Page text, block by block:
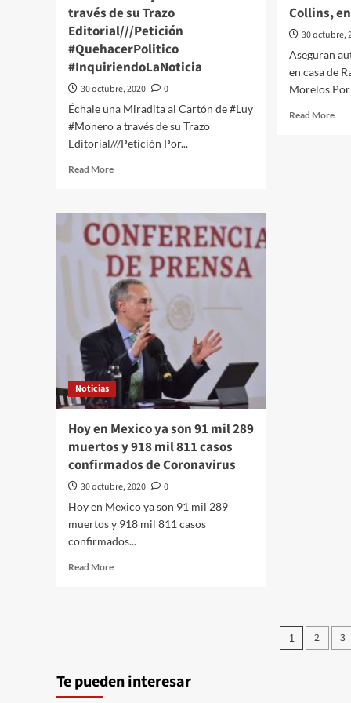
través de su Trazo
Editorial///Petición
#QuehacerPolitico
#InquiriendoLaNoticia
30 octubre, 2020
0
Échale una Miradita al Cartón de #Luy
#Monero a través de su Trazo
Editorial///Petición Por...
Read MoreRead
#QPMX
Échale
una
Miradita
al
Cartón
de
#Luy
#Monero
través
de
Trazo
Editorial///Petición
#QuehacerPolitico
#InquiriendoLaNoticia
Collins,
30 octubre,
Aseguran
en casa de
Morelos
Read MoreRead
Noticias
Hoy en Mexico ya son 91 mil 289
muertos y 918 mil 811 casos
confirmados de Coronavirus
30 octubre, 2020
0
Hoy en Mexico ya son 91 mil 289
muertos y 918 mil 811 casos
confirmados...
Read MoreRead
91
1 2 3
Te pueden interesar